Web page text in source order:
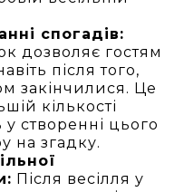
спогадів:
дозволяє гостям
після того,
закінчилися. Це
кількості
створенні цього
на згадку.
Після весілля у